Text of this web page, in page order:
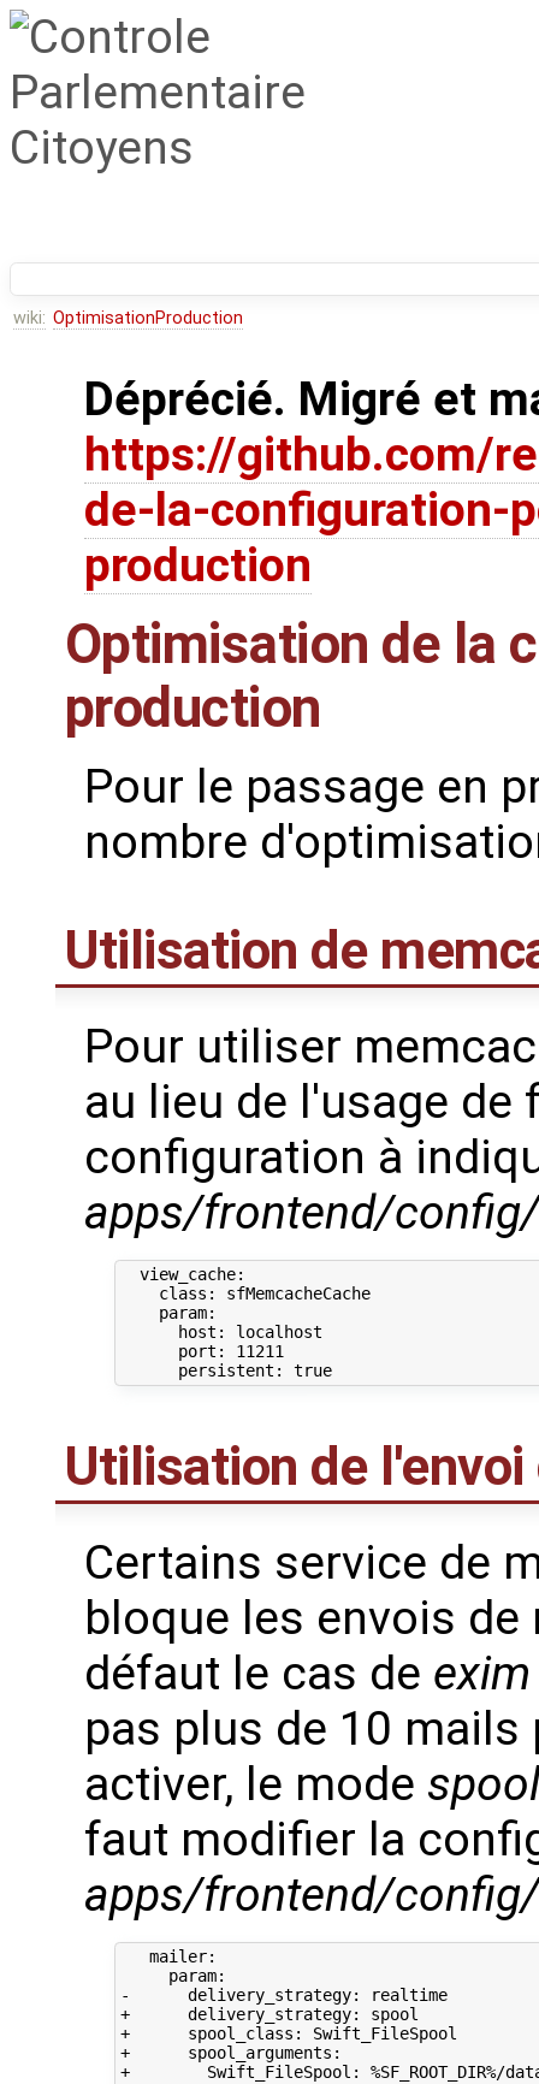
wiki: OptimisationProduction
Déprécié. Migré et
https://github.com/
de-la-configuration-
production
Optimisation de la
production
Pour le passage en
nombre
Utilisation de
Pour utiliser
au lieu de l'usage de
configuration à
apps/frontend/
  view_cache:
    class: sfMemcacheCache
    param:
      host: localhost
      port: 11211
      persistent: true
Utilisation de
Certains service de
bloque les envois
défaut le cas de exim
pas plus de 10
activer, le mode spool
faut modifier la
apps/frontend/
   mailer:
     param:
-      delivery_strategy: realtime
+      delivery_strategy: spool
+      spool_class: Swift_FileSpool
+      spool_arguments:
+        Swift_FileSpool: %SF_ROOT_DIR%/